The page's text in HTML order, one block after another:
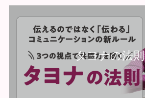
タヨナの法則